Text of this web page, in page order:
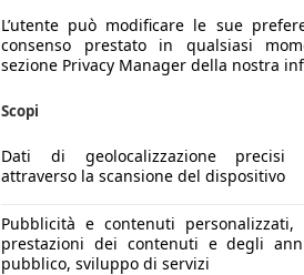
L’utente può modificare le sue
consenso prestato in qualsiasi
sezione Privacy Manager della nostra
Scopi
Dati di geolocalizzazione precisi
attraverso la scansione del dispositivo
Pubblicità e contenuti personalizzati,
prestazioni dei contenuti e degli
pubblico, sviluppo di servizi